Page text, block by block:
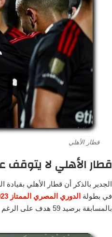
قطار الأهلي
قطار الأهلي لا يتوقف عن
الجدير بالذكر أن قطار الأهلي
في بطولة الدوري المصري الممتاز 2023-2024
بالمسابقة برصيد 59 هدف على الرغم من أنه الأقل لعبًا للمباريات بعدد 25 مباراة فقط.